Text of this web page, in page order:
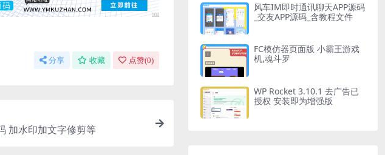
分享 收藏 点赞(0)
加水印加文字修剪等
风车IM即时通讯聊天APP源码
_交友APP源码_含教程文件
FC模仿器页面版 小霸王游戏
机,魂斗罗
WP Rocket 3.10.1 去广告已
授权 安装即为增强版